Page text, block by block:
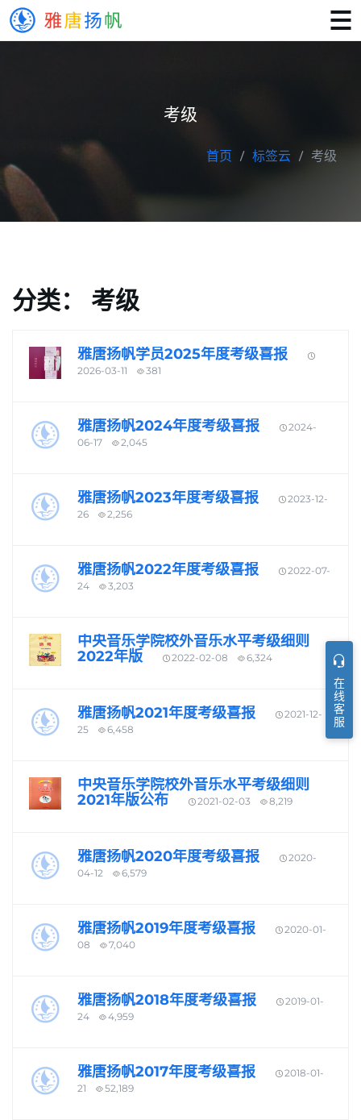
考级
首页 标签云 考级
分类： 考级
雅唐扬帆学员2025年度考级喜报
2026-03-11 381
雅唐扬帆2024年度考级喜报
2024-
06-17
2,045
雅唐扬帆2023年度考级喜报
2023-12-
26
2,256
雅唐扬帆2022年度考级喜报
2022-07-
24
3,203
中央音乐学院校外音乐水平考级细则
2022年版
2022-02-08 6,324
雅唐扬帆2021年度考级喜报
2021-12-
25
6,458
中央音乐学院校外音乐水平考级细则
2021年版公布
2021-02-03 8,219
雅唐扬帆2020年度考级喜报
2020-
04-12
6,579
雅唐扬帆2019年度考级喜报
2020-01-
08
7,040
雅唐扬帆2018年度考级喜报
2019-01-
24
4,959
雅唐扬帆2017年度考级喜报
2018-01-
21
52,189
在线客服